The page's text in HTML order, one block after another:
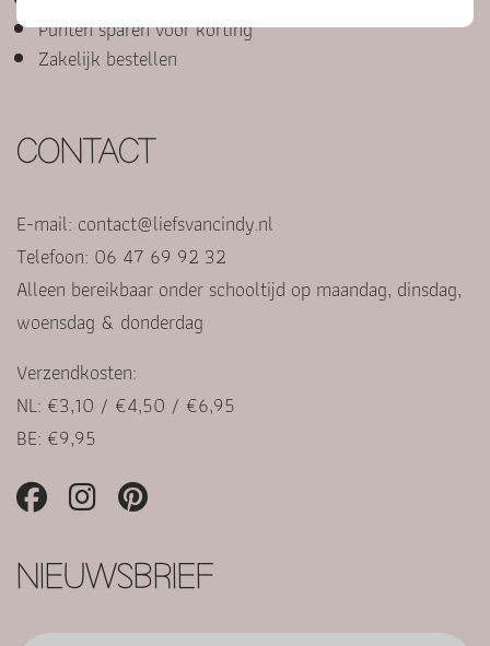
Punten sparen voor korting
Zakelijk bestellen
CONTACT
E-mail: contact@liefsvancindy.nl
Telefoon: 06 47 69 92 32
Alleen bereikbaar onder schooltijd op maandag, dinsdag,
woensdag & donderdag
Verzendkosten:
NL: €3,10 / €4,50 / €6,95
BE: €9,95
NIEUWSBRIEF